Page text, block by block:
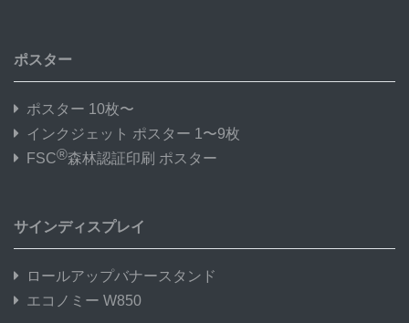
ポスター
ポスター 10枚〜
インクジェット ポスター 1〜9枚
FSC®森林認証印刷 ポスター
サインディスプレイ
ロールアップバナースタンド
エコノミー W850